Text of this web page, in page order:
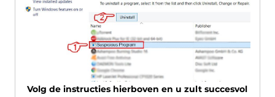
Volg de instructies hierboven en u zult succesvol